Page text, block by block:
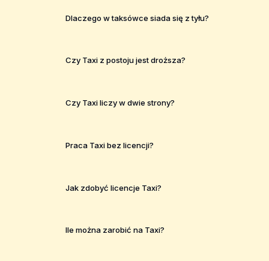
Dlaczego w taksówce siada się z tyłu?
Czy Taxi z postoju jest droższa?
Czy Taxi liczy w dwie strony?
Praca Taxi bez licencji?
Jak zdobyć licencje Taxi?
Ile można zarobić na Taxi?